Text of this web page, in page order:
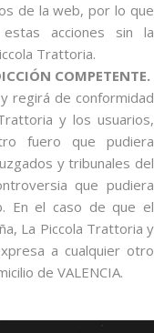
de la web, por lo que
acciones sin la
Trattoria.
COMPETENTE.
regirá de conformidad
y los usuarios,
fuero que pudiera
y tribunales del
que pudiera
En el caso de que el
La Piccola Trattoria y
a cualquier otro
de VALENCIA.